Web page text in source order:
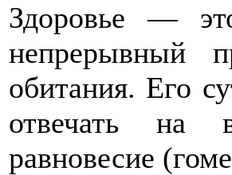
Здоровье —
непрерывный
обитания. Его
отвечать на
равновесие